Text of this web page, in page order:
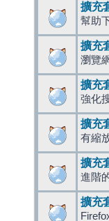
擴充
幫助
擴充
瀏覽
擴充
強化
擴充
有縮
擴充
進階
擴充